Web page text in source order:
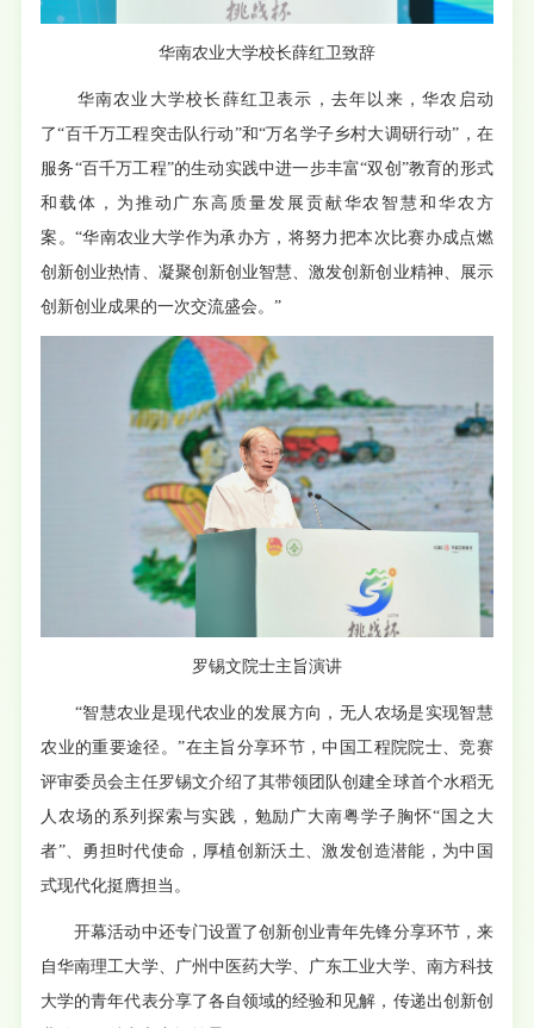
华南农业大学校长薛红卫致辞
华南农业大学校长薛红卫表示，去年以来，华农启动
了“百千万工程突击队行动”和“万名学子乡村大调研行动”，在
服务“百千万工程”的生动实践中进一步丰富“双创”教育的形式
和载体，为推动广东高质量发展贡献华农智慧和华农方
案。“华南农业大学作为承办方，将努力把本次比赛办成点燃
创新创业热情、凝聚创新创业智慧、激发创新创业精神、展示
创新创业成果的一次交流盛会。”
罗锡文院士主旨演讲
“智慧农业是现代农业的发展方向，无人农场是实现智慧
农业的重要途径。”在主旨分享环节，中国工程院院士、竞赛
评审委员会主任罗锡文介绍了其带领团队创建全球首个水稻无
人农场的系列探索与实践，勉励广大南粤学子胸怀“国之大
者”、勇担时代使命，厚植创新沃土、激发创造潜能，为中国
式现代化挺膺担当。
开幕活动中还专门设置了创新创业青年先锋分享环节，来
自华南理工大学、广州中医药大学、广东工业大学、南方科技
大学的青年代表分享了各自领域的经验和见解，传递出创新创